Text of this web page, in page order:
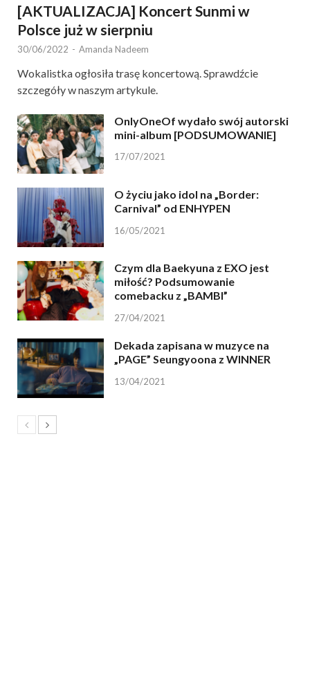
[AKTUALIZACJA] Koncert Sunmi w
Polsce już w sierpniu
30/06/2022 - Amanda Nadeem
Wokalistka ogłosiła trasę koncertową. Sprawdźcie
szczegóły w naszym artykule.
OnlyOneOf wydało swój autorski
mini-album [PODSUMOWANIE]
17/07/2021
O życiu jako idol na „Border:
Carnival” od ENHYPEN
16/05/2021
Czym dla Baekyuna z EXO jest
miłość? Podsumowanie
comebacku z „BAMBI”
27/04/2021
Dekada zapisana w muzyce na
„PAGE” Seungyoona z WINNER
13/04/2021